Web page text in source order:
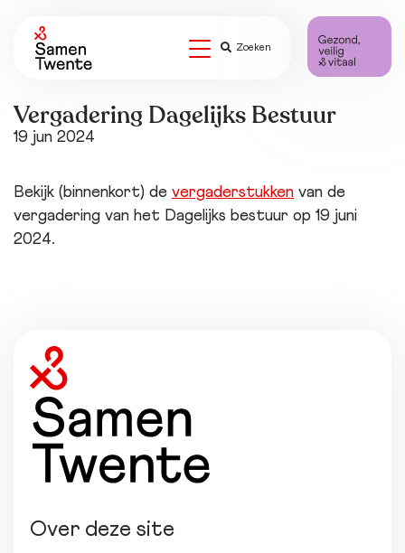
Zoeken
Vergadering Dagelijks Bestuur
19 jun 2024
Bekijk (binnenkort) de vergaderstukken van de
vergadering van het Dagelijks bestuur op 19 juni
2024.
Over deze site